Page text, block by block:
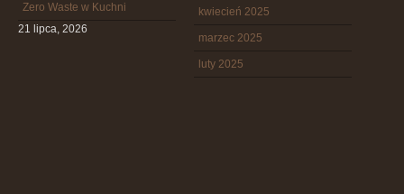
Zero Waste w Kuchni
21 lipca, 2026
kwiecień 2025
marzec 2025
luty 2025